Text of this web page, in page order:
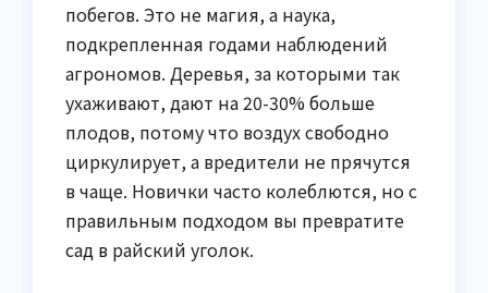
побегов. Это не магия, а наука,
подкрепленная годами наблюдений
агрономов. Деревья, за которыми так
ухаживают, дают на 20-30% больше
плодов, потому что воздух свободно
циркулирует, а вредители не прячутся
в чаще. Новички часто колеблются, но с
правильным подходом вы превратите
сад в райский уголок.